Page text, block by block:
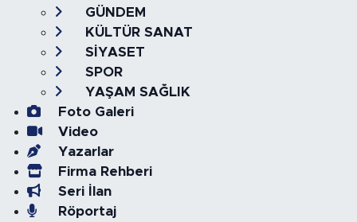
GÜNDEM
KÜLTÜR SANAT
SİYASET
SPOR
YAŞAM SAĞLIK
Foto Galeri
Video
Yazarlar
Firma Rehberi
Seri İlan
Röportaj